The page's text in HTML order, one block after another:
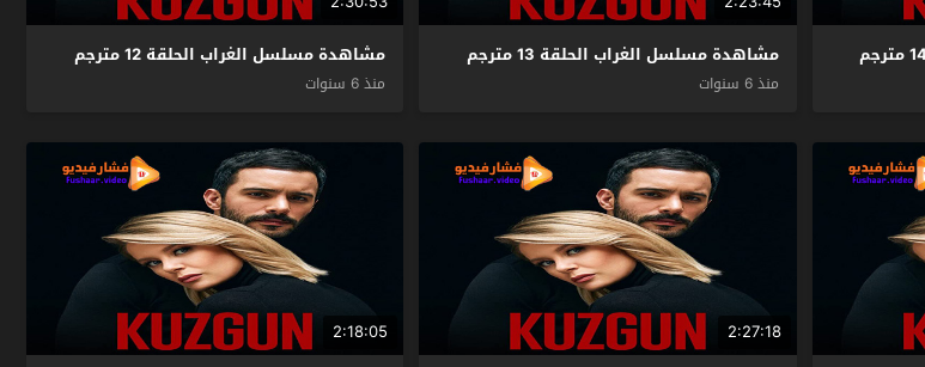
مشاهدة مسلسل الغراب الحلقة 13 مترجم
منذ 6 سنوات
مشاهدة مسلسل الغراب الحلقة 12 مترجم
منذ 6 سنوات
2:27:18
2:18:05